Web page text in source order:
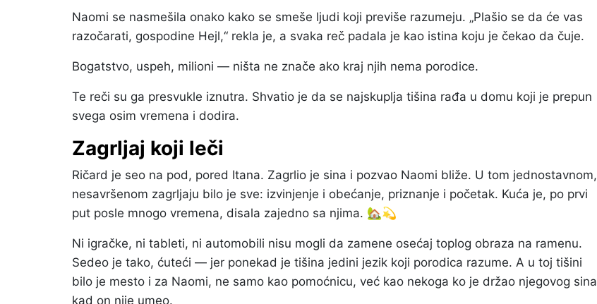
Naomi se nasmešila onako kako se smeše ljudi koji previše razumeju. „Plašio se da će vas
razočarati, gospodine Hejl,“ rekla je, a svaka reč padala je kao istina koju je čekao da čuje.
Bogatstvo, uspeh, milioni — ništa ne znače ako kraj njih nema porodice.
Te reči su ga presvukle iznutra. Shvatio je da se najskuplja tišina rađa u domu koji je prepun
svega osim vremena i dodira.
Zagrljaj koji leči
Ričard je seo na pod, pored Itana. Zagrlio je sina i pozvao Naomi bliže. U tom jednostavnom,
nesavršenom zagrljaju bilo je sve: izvinjenje i obećanje, priznanje i početak. Kuća je, po prvi
put posle mnogo vremena, disala zajedno sa njima. 🏡💫
Ni igračke, ni tableti, ni automobili nisu mogli da zamene osećaj toplog obraza na ramenu.
Sedeo je tako, ćuteći — jer ponekad je tišina jedini jezik koji porodica razume. A u toj tišini
bilo je mesto i za Naomi, ne samo kao pomoćnicu, već kao nekoga ko je držao njegovog sina
kad on nije umeo.